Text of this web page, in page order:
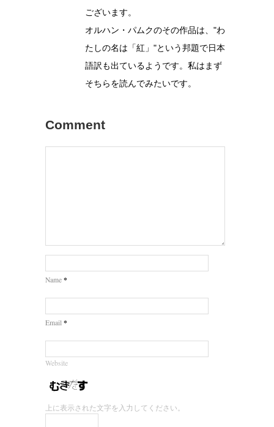
ございます。
オルハン・パムクのその作品は、"わ
たしの名は「紅」"という邦題で日本
語訳も出ているようです。私はまず
そちらを読んでみたいです。
Comment
Name *
Email *
Website
上に表示された文字を入力してください。